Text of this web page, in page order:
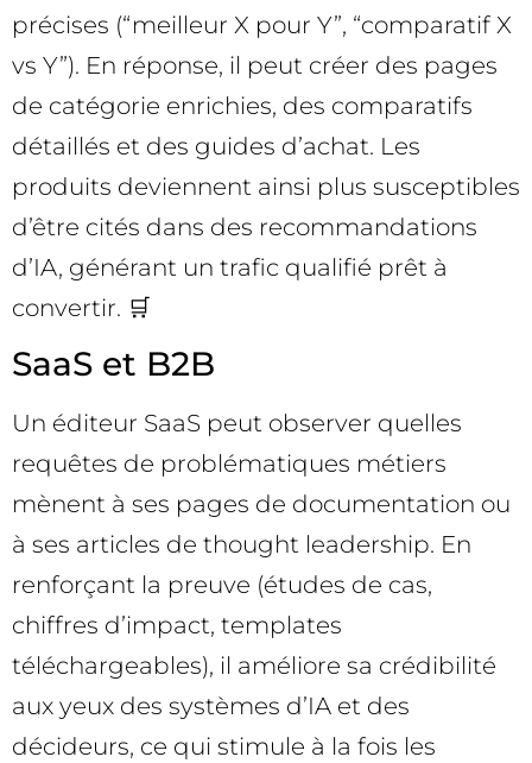
précises (“meilleur X pour Y”, “comparatif X
vs Y”). En réponse, il peut créer des pages
de catégorie enrichies, des comparatifs
détaillés et des guides d’achat. Les
produits deviennent ainsi plus susceptibles
d’être cités dans des recommandations
d’IA, générant un trafic qualifié prêt à
convertir. 🛒
SaaS et B2B
Un éditeur SaaS peut observer quelles
requêtes de problématiques métiers
mènent à ses pages de documentation ou
à ses articles de thought leadership. En
renforçant la preuve (études de cas,
chiffres d’impact, templates
téléchargeables), il améliore sa crédibilité
aux yeux des systèmes d’IA et des
décideurs, ce qui stimule à la fois les